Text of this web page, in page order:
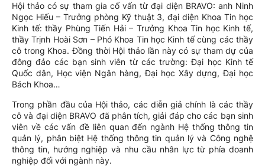
Hội thảo có sự tham gia cố vấn từ đại diện BRAVO: anh Ninh
Ngọc Hiếu – Trưởng phòng Kỹ thuật 3, đại diện Khoa Tin học
Kinh tế: thầy Phùng Tiến Hải – Trưởng Khoa Tin học Kinh tế,
thầy Trịnh Hoài Sơn – Phó Khoa Tin học Kinh tế cùng các thầy
cô trong Khoa. Đồng thời Hội thảo lần này có sự tham dự của
đông đảo các bạn sinh viên từ các trường: Đại học Kinh tế
Quốc dân, Học viện Ngân hàng, Đại học Xây dựng, Đại học
Bách Khoa…
Trong phần đầu của Hội thảo, các diễn giả chính là các thầy
cô và đại diện BRAVO đã phân tích, giải đáp cho các bạn sinh
viên về các vấn đề liên quan đến ngành Hệ thống thông tin
quản lý, phân biệt Hệ thống thông tin quản lý và Công nghệ
thông tin, hướng nghiệp và nhu cầu nhân lực từ phía doanh
nghiệp đối với ngành này.